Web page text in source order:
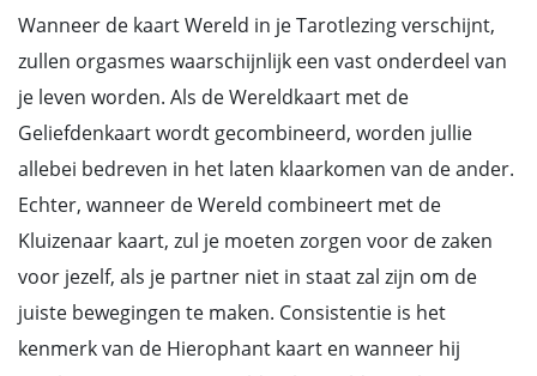
Wanneer de kaart Wereld in je Tarotlezing verschijnt,
zullen orgasmes waarschijnlijk een vast onderdeel van
je leven worden. Als de Wereldkaart met de
Geliefdenkaart wordt gecombineerd, worden jullie
allebei bedreven in het laten klaarkomen van de ander.
Echter, wanneer de Wereld combineert met de
Kluizenaar kaart, zul je moeten zorgen voor de zaken
voor jezelf, als je partner niet in staat zal zijn om de
juiste bewegingen te maken. Consistentie is het
kenmerk van de Hierophant kaart en wanneer hij